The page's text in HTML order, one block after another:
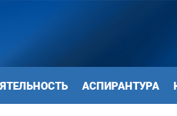
АСПИРАНТУРА